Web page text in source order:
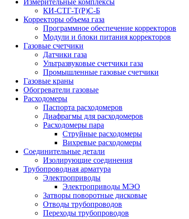
Измерительные комплексы
КИ-СТГ-Т(Р)С-Б
Корректоры объема газа
Программное обеспечение корректоров
Модули и блоки питания корректоров
Газовые счетчики
Датчики газа
Ультразвуковые счетчики газа
Промышленные газовые счетчики
Газовые краны
Обогреватели газовые
Расходомеры
Паспорта расходомеров
Диафрагмы для расходомеров
Расходомеры пара
Струйные расходомеры
Вихревые расходомеры
Соединительные детали
Изолирующие соединения
Трубопроводная арматура
Электроприводы
Электроприводы МЭО
Затворы поворотные дисковые
Отводы трубопроводов
Переходы трубопроводов